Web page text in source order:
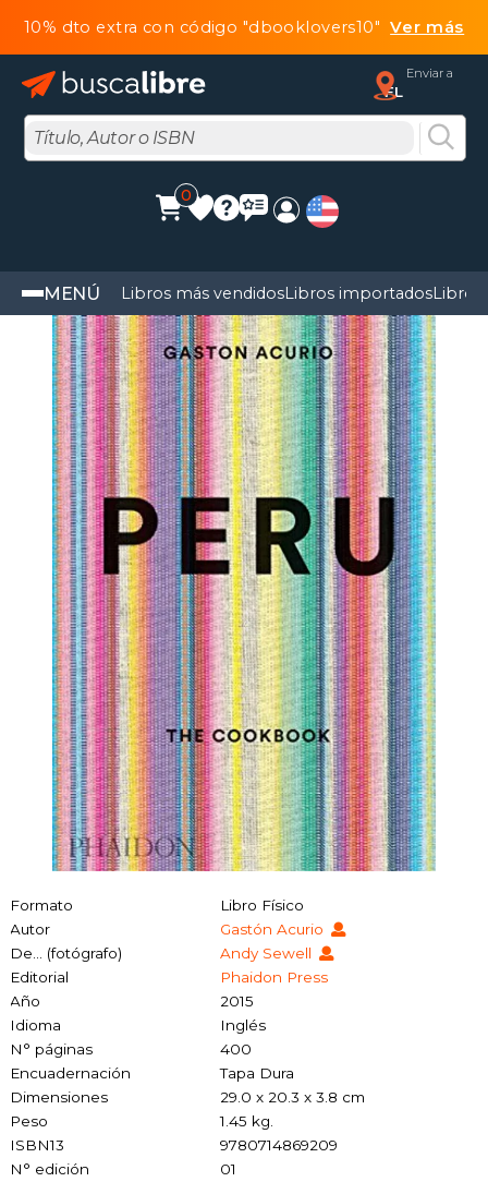
10% dto extra con código "dbooklovers10"Ver más
Enviar a
FL
0
MENÚ Libros más vendidosLibros importadosLibros
Formato
Libro Físico
Autor
Gastón Acurio
De… (fotógrafo)
Andy Sewell
Editorial
Phaidon Press
Año
2015
Idioma
Inglés
N° páginas
400
Encuadernación
Tapa Dura
Dimensiones
29.0 x 20.3 x 3.8 cm
Peso
1.45 kg.
ISBN13
9780714869209
N° edición
01